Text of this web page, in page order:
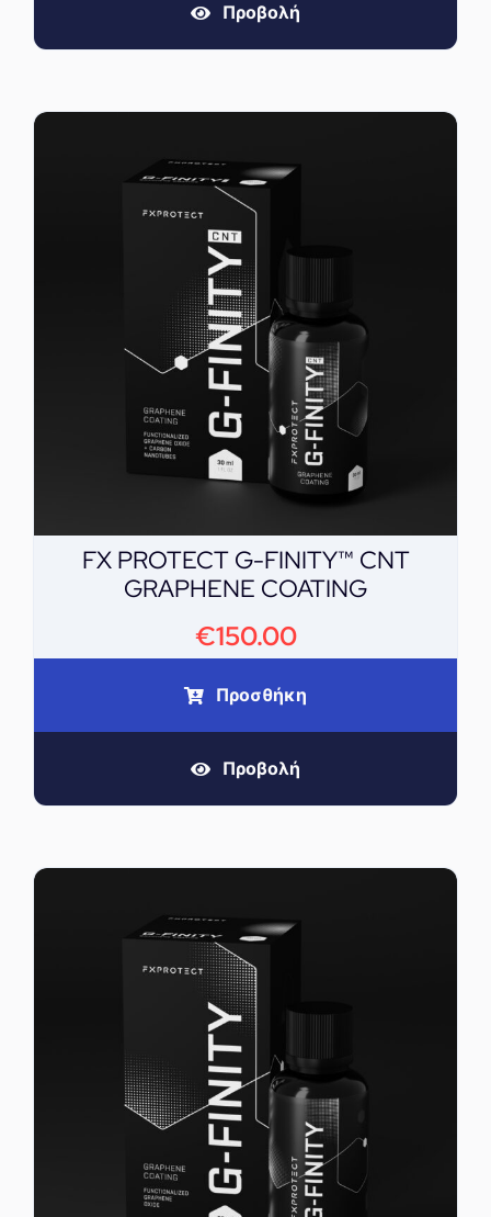
Προβολή
FX PROTECT G-FINITY™ CNT
GRAPHENE COATING
€150.00
Προσθήκη
Προβολή